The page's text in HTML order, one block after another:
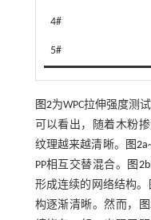
4#
5#
图2为WPC拉伸强度测
可以看出，随着木粉
纹理越来越清晰。
图2a
PP相互交替混合。
图2b
形成连续的网络结构。
构逐渐清晰。然而，